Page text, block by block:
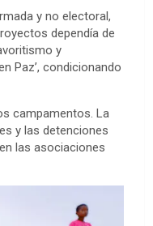
y no electoral,
dependía de
y
Paz’, condicionando
campamentos. La
y las detenciones
las asociaciones